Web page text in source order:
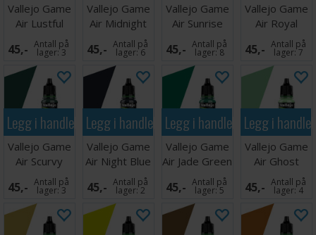
Vallejo Game
Air Lustful
Purple
45,- Antall på
lager:3
Vallejo Game
Air Midnight
Purple
45,- Antall på
lager:6
Vallejo Game
Air Sunrise
Blue
45,- Antall på
lager:8
Vallejo Game
Air Royal
Purple
45,- Antall på
lager:7
Legg i handlekurven
Vallejo Game
Air Scurvy
Green
45,- Antall på
lager:3
Legg i handlekurven
Vallejo Game
Air Night Blue
45,- Antall på
lager:2
Legg i handlekurven
Vallejo Game
Air Jade Green
45,- Antall på
lager:5
Legg i
Vallejo Game
Air Ghost
Green
45,- Antall på
lager:4